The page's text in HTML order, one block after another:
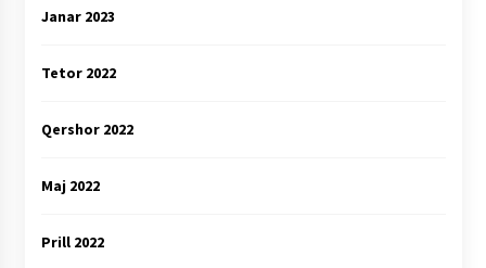
Janar 2023
Tetor 2022
Qershor 2022
Maj 2022
Prill 2022